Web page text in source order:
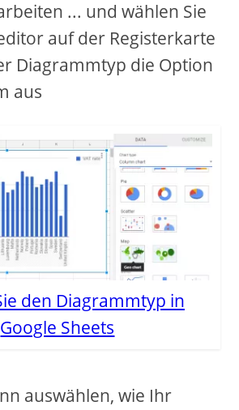
... und wählen Sie
auf der Registerkarte
Diagrammtyp die Option
aus
den Diagrammtyp in
Google Sheets
auswählen, wie Ihr